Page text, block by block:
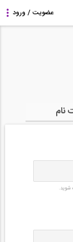
نام
شوید.